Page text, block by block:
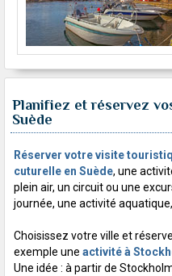
Planifiez et réservez
Suède
Réserver votre visite
cuturelle en Suède, une
plein air, un circuit ou une
journée, une activité
Choisissez votre ville et
exemple une activité à
Une idée : à partir de